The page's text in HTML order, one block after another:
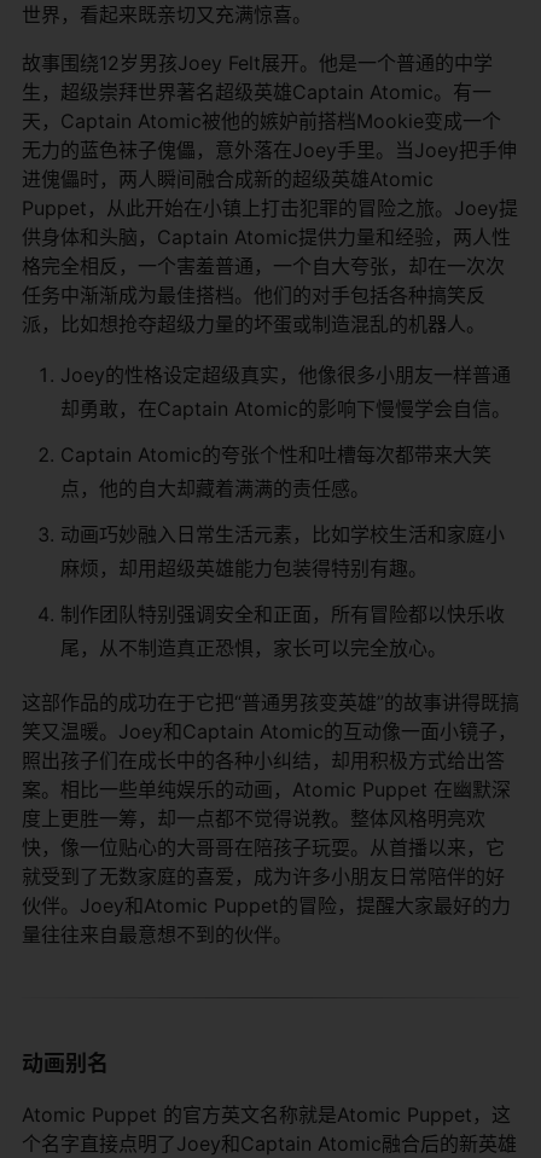
世界，看起来既亲切又充满惊喜。
故事围绕12岁男孩Joey Felt展开。他是一个普通的中学
生，超级崇拜世界著名超级英雄Captain Atomic。有一
天，Captain Atomic被他的嫉妒前搭档Mookie变成一个
无力的蓝色袜子傀儡，意外落在Joey手里。当Joey把手伸
进傀儡时，两人瞬间融合成新的超级英雄Atomic
Puppet，从此开始在小镇上打击犯罪的冒险之旅。Joey提
供身体和头脑，Captain Atomic提供力量和经验，两人性
格完全相反，一个害羞普通，一个自大夸张，却在一次次
任务中渐渐成为最佳搭档。他们的对手包括各种搞笑反
派，比如想抢夺超级力量的坏蛋或制造混乱的机器人。
Joey的性格设定超级真实，他像很多小朋友一样普通
却勇敢，在Captain Atomic的影响下慢慢学会自信。
Captain Atomic的夸张个性和吐槽每次都带来大笑
点，他的自大却藏着满满的责任感。
动画巧妙融入日常生活元素，比如学校生活和家庭小
麻烦，却用超级英雄能力包装得特别有趣。
制作团队特别强调安全和正面，所有冒险都以快乐收
尾，从不制造真正恐惧，家长可以完全放心。
这部作品的成功在于它把“普通男孩变英雄”的故事讲得既搞
笑又温暖。Joey和Captain Atomic的互动像一面小镜子，
照出孩子们在成长中的各种小纠结，却用积极方式给出答
案。相比一些单纯娱乐的动画，Atomic Puppet 在幽默深
度上更胜一筹，却一点都不觉得说教。整体风格明亮欢
快，像一位贴心的大哥哥在陪孩子玩耍。从首播以来，它
就受到了无数家庭的喜爱，成为许多小朋友日常陪伴的好
伙伴。Joey和Atomic Puppet的冒险，提醒大家最好的力
量往往来自最意想不到的伙伴。
动画别名
Atomic Puppet 的官方英文名称就是Atomic Puppet，这
个名字直接点明了Joey和Captain Atomic融合后的新英雄